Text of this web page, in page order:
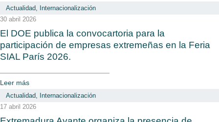
Actualidad, Internacionalización
30 abril 2026
El DOE publica la convocartoria para la
participación de empresas extremeñas en la Feria
SIAL París 2026.
Leer más
Actualidad, Internacionalización
17 abril 2026